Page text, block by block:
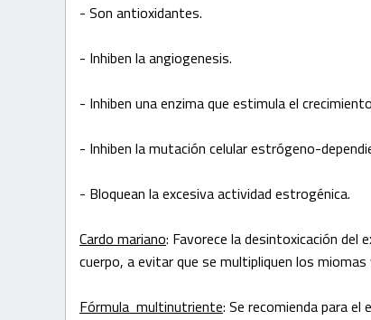
- Son antioxidantes.
- Inhiben la angiogenesis.
- Inhiben una enzima que estimula el
- Inhiben la mutación celular estrógeno-
- Bloquean la excesiva actividad estrogénica.
Cardo mariano: Favorece la desintoxicación del
cuerpo, a evitar que se multipliquen los miomas
Fórmula multinutriente: Se recomienda para